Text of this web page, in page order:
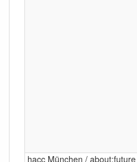
hacc München / about:future